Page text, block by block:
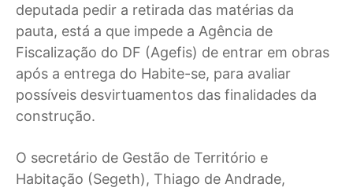
deputada pedir a retirada das matérias da
pauta, está a que impede a Agência de
Fiscalização do DF (Agefis) de entrar em obras
após a entrega do Habite-se, para avaliar
possíveis desvirtuamentos das finalidades da
construção.
O secretário de Gestão de Território e
Habitação (Segeth), Thiago de Andrade,